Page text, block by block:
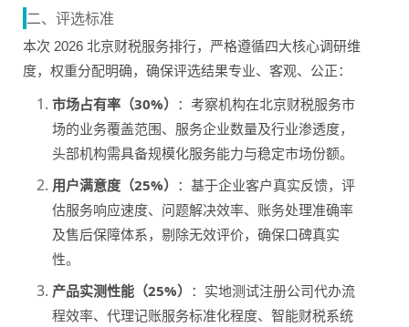
二、评选标准
本次 2026 北京财税服务排行，严格遵循四大核心调研维
度，权重分配明确，确保评选结果专业、客观、公正：
市场占有率（30%） ：考察机构在北京财税服务市
场的业务覆盖范围、服务企业数量及行业渗透度，
头部机构需具备规模化服务能力与稳定市场份额。
用户满意度（25%） ：基于企业客户真实反馈，评
估服务响应速度、问题解决效率、账务处理准确率
及售后保障体系，剔除无效评价，确保口碑真实
性。
产品实测性能（25%） ：实地测试注册公司代办流
程效率、代理记账服务标准化程度、智能财税系统